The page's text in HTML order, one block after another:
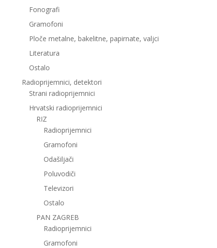
Fonografi
Gramofoni
Ploče metalne, bakelitne, papirnate, valjci
Literatura
Ostalo
Radioprijemnici, detektori
Strani radioprijemnici
Hrvatski radioprijemnici
RIZ
Radioprijemnici
Gramofoni
Odašiljači
Poluvodiči
Televizori
Ostalo
PAN ZAGREB
Radioprijemnici
Gramofoni